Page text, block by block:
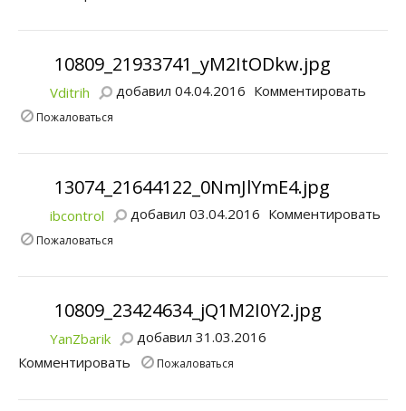
10809_21933741_yM2ItODkw.jpg
Vditrih добавил 04.04.2016 Комментировать
Пожаловаться
13074_21644122_0NmJlYmE4.jpg
ibcontrol добавил 03.04.2016 Комментировать
Пожаловаться
10809_23424634_jQ1M2I0Y2.jpg
YanZbarik
добавил 31.03.2016
Комментировать
Пожаловаться